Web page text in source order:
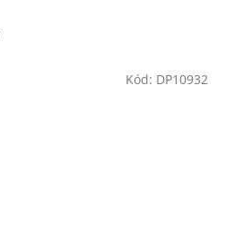
Kód: DP10932